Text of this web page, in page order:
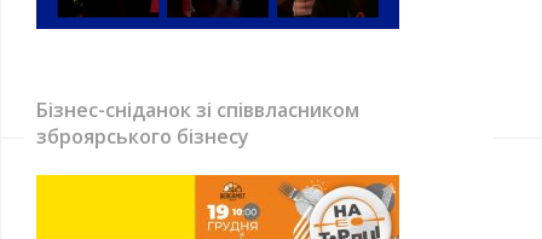
Бізнес-сніданок зі співвласником
зброярського бізнесу